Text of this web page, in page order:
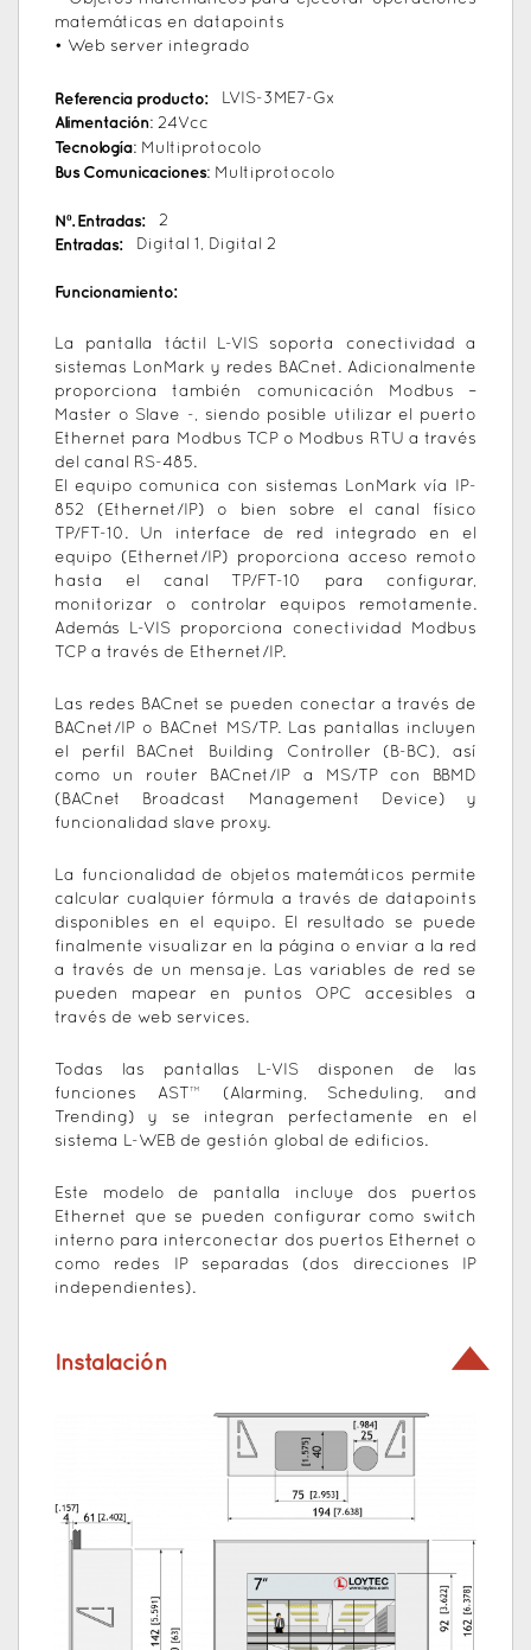
matemáticas en datapoints
• Web server integrado
Referencia producto:
LVIS-3ME7-Gx
Alimentación: 24Vcc
Tecnología: Multiprotocolo
Bus Comunicaciones: Multiprotocolo
Nº. Entradas:
2
Entradas:
Digital 1, Digital 2
Funcionamiento:
La pantalla táctil L-VIS soporta conectividad a
sistemas LonMark y redes BACnet. Adicionalmente
proporciona también comunicación Modbus –
Master o Slave -, siendo posible utilizar el puerto
Ethernet para Modbus TCP o Modbus RTU a través
del canal RS-485.
El equipo comunica con sistemas LonMark vía IP-
852 (Ethernet/IP) o bien sobre el canal físico
TP/FT-10. Un interface de red integrado en el
equipo (Ethernet/IP) proporciona acceso remoto
hasta el canal TP/FT-10 para configurar,
monitorizar o controlar equipos remotamente.
Además L-VIS proporciona conectividad Modbus
TCP a través de Ethernet/IP.
Las redes BACnet se pueden conectar a través de
BACnet/IP o BACnet MS/TP. Las pantallas incluyen
el perfil BACnet Building Controller (B-BC), así
como un router BACnet/IP a MS/TP con BBMD
(BACnet Broadcast Management Device) y
funcionalidad slave proxy.
La funcionalidad de objetos matemáticos permite
calcular cualquier fórmula a través de datapoints
disponibles en el equipo. El resultado se puede
finalmente visualizar en la página o enviar a la red
a través de un mensaje. Las variables de red se
pueden mapear en puntos OPC accesibles a
través de web services.
Todas las pantallas L-VIS disponen de las
funciones AST™ (Alarming, Scheduling, and
Trending) y se integran perfectamente en el
sistema L-WEB de gestión global de edificios.
Este modelo de pantalla incluye dos puertos
Ethernet que se pueden configurar como switch
interno para interconectar dos puertos Ethernet o
como redes IP separadas (dos direcciones IP
independientes).
Instalación